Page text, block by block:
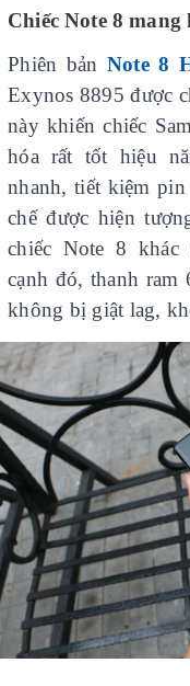
Chiếc Note 8
Phiên bản Note 8
Exynos 8895 được
này khiến chiếc
hóa rất tốt hiệu
nhanh, tiết kiệm
chế được hiện
chiếc Note 8 khác
cạnh đó, thanh
không bị giật lag,